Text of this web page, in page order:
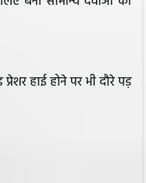
हाई होने पर भी दौरे पड़